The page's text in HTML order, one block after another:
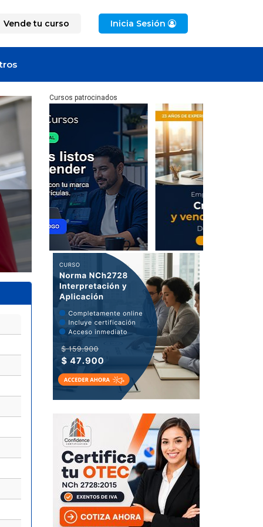
Vende tu curso Inicia Sesión
Cursos patrocinados